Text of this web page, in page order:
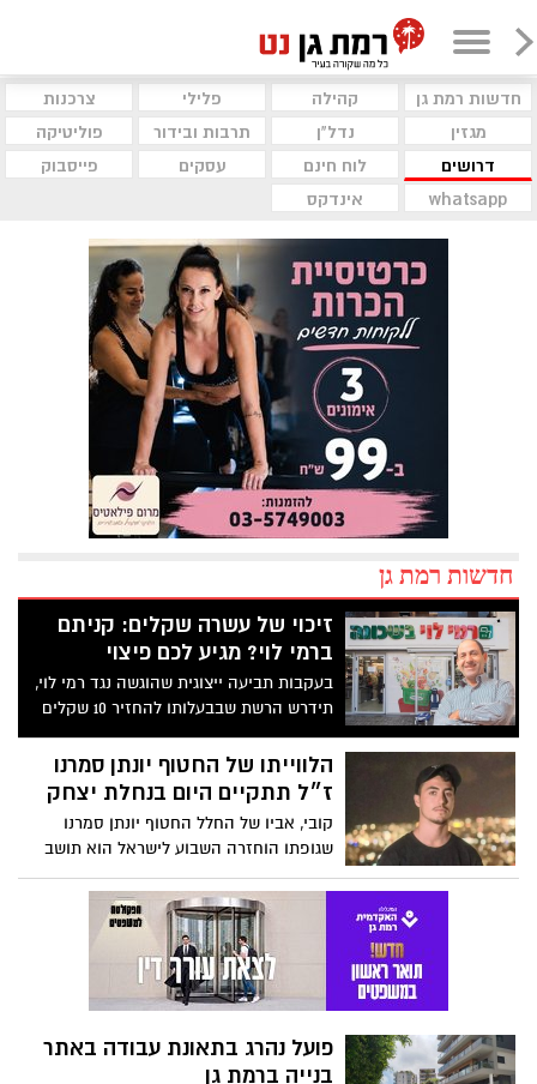
חדשות רמת גן קהילה פלילי
צרכנות
מגזין
נדל"ן תרבות ובידור
פוליטיקה
דרושים
לוח חינם עסקים
פייסבוק
whatsapp
אינדקס
חדשות רמת גן
זיכוי של עשרה שקלים: קניתם
ברמי לוי? מגיע לכם פיצוי
בעקבות תביעה ייצוגית שהוגשה נגד רמי לוי,
תידרש הרשת שבבעלותו להחזיר 10 שקלים
לעשרות אלפי צרכנים
הלווייתו של החטוף יונתן סמרנו
ז״ל תתקיים היום בנחלת יצחק
קובי, אביו של החלל החטוף יונתן סמרנו
שגופתו הוחזרה השבוע לישראל הוא תושב
רמת גן. אנשי העירייה נערכים לסייע למשפחה
פועל נהרג בתאונת עבודה באתר
בנייה ברמת גן